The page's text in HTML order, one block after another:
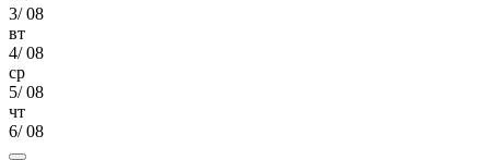
3/08
вт
4/08
ср
5/08
чт
6/08